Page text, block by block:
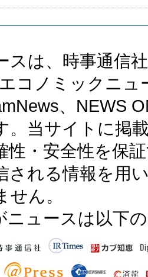
スは、時事通信
コノミックニ
、NEWS
。当サイトに掲
性・安全性を保
される情報を用
ん。
ニュースは以下